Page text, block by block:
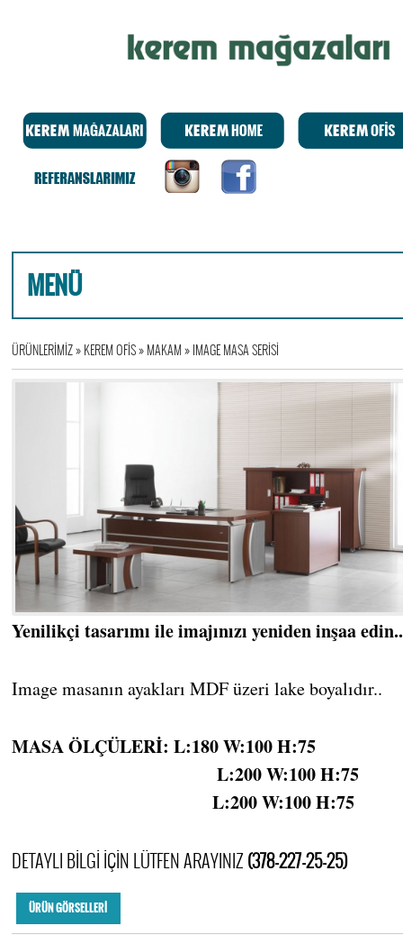
MENÜ
ÜRÜNLERİMİZ»KEREM OFİS»MAKAM»IMAGE MASA SERİSİ
Yenilikçi tasarımı ile imajınızı yeniden inşaa
Image masanın ayakları MDF üzeri lake boyalıdır..
MASA ÖLÇÜLERİ: L:180 W:100 H:75
L:200 W:100 H:75
L:200 W:100 H:75
DETAYLI BİLGİ İÇİN LÜTFEN ARAYINIZ (378-227-25-25)
ÜRÜN GÖRSELLERİ